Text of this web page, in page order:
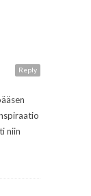
Reply
niin